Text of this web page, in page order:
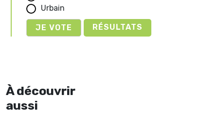
Urbain
RÉSULTATS
À découvrir
aussi